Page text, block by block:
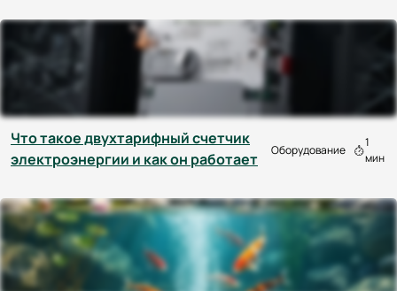
Что такое двухтарифный счетчик
электроэнергии и как он работает
Оборудование
1
мин